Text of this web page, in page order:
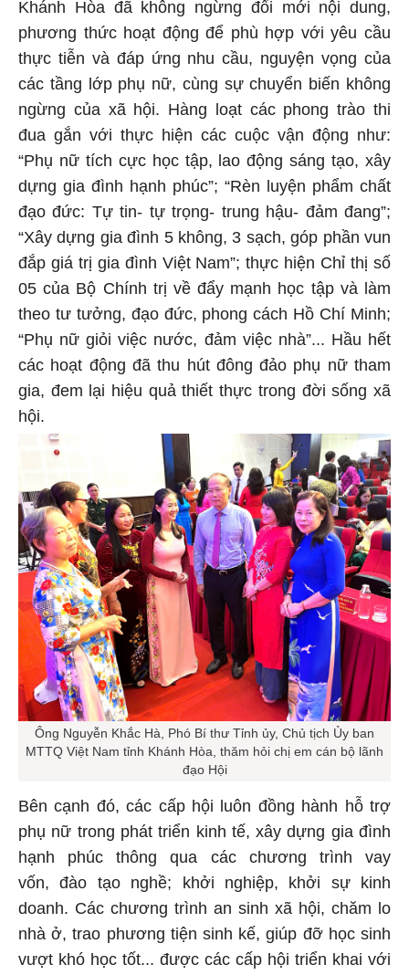
Khánh Hòa đã không ngừng đổi mới nội dung,
phương thức hoạt động để phù hợp với yêu cầu
thực tiễn và đáp ứng nhu cầu, nguyện vọng của
các tầng lớp phụ nữ, cùng sự chuyển biến không
ngừng của xã hội. Hàng loạt các phong trào thi
đua gắn với thực hiện các cuộc vận động như:
“Phụ nữ tích cực học tập, lao động sáng tạo, xây
dựng gia đình hạnh phúc”; “Rèn luyện phẩm chất
đạo đức: Tự tin- tự trọng- trung hậu- đảm đang”;
“Xây dựng gia đình 5 không, 3 sạch, góp phần vun
đắp giá trị gia đình Việt Nam”; thực hiện Chỉ thị số
05 của Bộ Chính trị về đẩy mạnh học tập và làm
theo tư tưởng, đạo đức, phong cách Hồ Chí Minh;
“Phụ nữ giỏi việc nước, đảm việc nhà”... Hầu hết
các hoạt động đã thu hút đông đảo phụ nữ tham
gia, đem lại hiệu quả thiết thực trong đời sống xã
hội.
Ông Nguyễn Khắc Hà, Phó Bí thư Tỉnh ủy, Chủ tịch Ủy ban
MTTQ Việt Nam tỉnh Khánh Hòa, thăm hỏi chị em cán bộ lãnh
đạo Hội
Bên cạnh đó, các cấp hội luôn đồng hành hỗ trợ
phụ nữ trong phát triển kinh tế, xây dựng gia đình
hạnh phúc thông qua các chương trình vay
vốn, đào tạo nghề; khởi nghiệp, khởi sự kinh
doanh. Các chương trình an sinh xã hội, chăm lo
nhà ở, trao phương tiện sinh kế, giúp đỡ học sinh
vượt khó học tốt... được các cấp hội triển khai với